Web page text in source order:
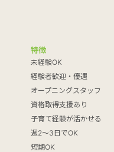
特徴
未経験OK
経験者歓迎・優遇
オープニングスタッフ
資格取得支援あり
子育て経験が活かせる
週2～3日でOK
短期OK